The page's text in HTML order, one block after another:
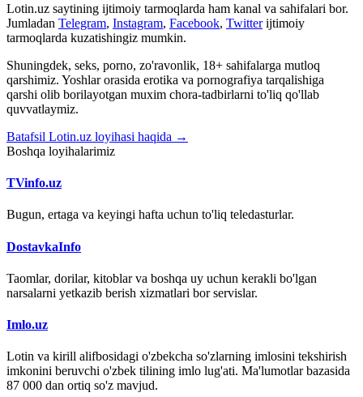
Lotin.uz saytining ijtimoiy tarmoqlarda ham kanal va sahifalari bor.
Jumladan Telegram, Instagram, Facebook, Twitter ijtimoiy
tarmoqlarda kuzatishingiz mumkin.
Shuningdek, seks, porno, zo'ravonlik, 18+ sahifalarga mutloq
qarshimiz. Yoshlar orasida erotika va pornografiya tarqalishiga
qarshi olib borilayotgan muxim chora-tadbirlarni to'liq qo'llab
quvvatlaymiz.
Batafsil Lotin.uz loyihasi haqida →
Boshqa loyihalarimiz
TVinfo.uz
Bugun, ertaga va keyingi hafta uchun to'liq teledasturlar.
DostavkaInfo
Taomlar, dorilar, kitoblar va boshqa uy uchun kerakli bo'lgan
narsalarni yetkazib berish xizmatlari bor servislar.
Imlo.uz
Lotin va kirill alifbosidagi o'zbekcha so'zlarning imlosini tekshirish
imkonini beruvchi o'zbek tilining imlo lug'ati. Ma'lumotlar bazasida
87 000 dan ortiq so'z mavjud.